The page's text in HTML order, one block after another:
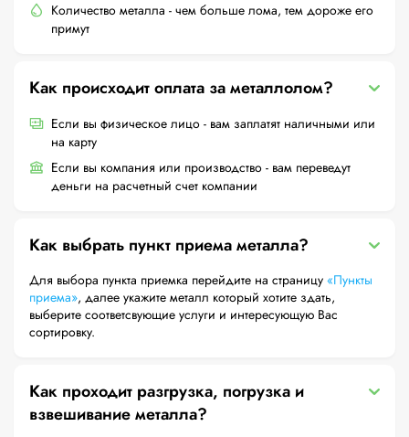
Количество металла - чем больше лома, тем дороже его
примут
Как происходит оплата за металлолом?
Если вы физическое лицо - вам заплатят наличными или
на карту
Если вы компания или производство - вам переведут
деньги на расчетный счет компании
Как выбрать пункт приема металла?
Для выбора пункта приемка перейдите на страницу «Пункты
приема», далее укажите металл который хотите здать,
выберите соответсвующие услуги и интересующую Вас
сортировку.
Как проходит разгрузка, погрузка и
взвешивание металла?